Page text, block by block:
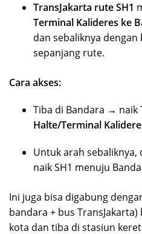
TransJakarta rute SH1
Terminal Kalideres ke
dan sebaliknya
sepanjang rute.
Cara akses:
Tiba di Bandara → naik
Halte/Terminal
Untuk arah sebaliknya,
naik SH1 menuju
Ini juga bisa digabung
bandara + bus
kota dan tiba di stasiun